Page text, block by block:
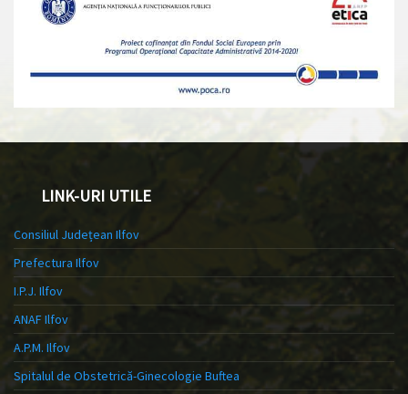
LINK-URI UTILE
Consiliul Județean Ilfov
Prefectura Ilfov
I.P.J. Ilfov
ANAF Ilfov
A.P.M. Ilfov
Spitalul de Obstetrică-Ginecologie Buftea